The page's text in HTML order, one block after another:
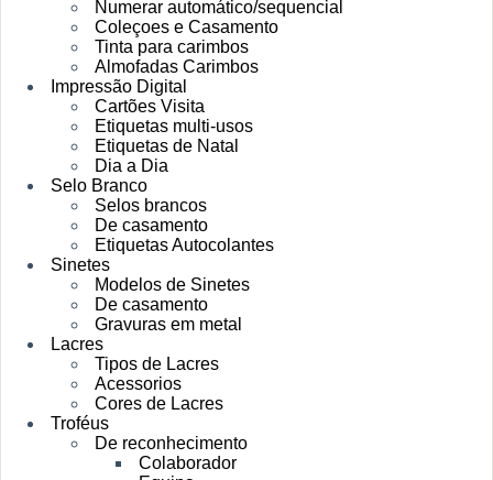
Numerar automático/sequencial
Coleçoes e Casamento
Tinta para carimbos
Almofadas Carimbos
Impressão Digital
Cartões Visita
Etiquetas multi-usos
Etiquetas de Natal
Dia a Dia
Selo Branco
Selos brancos
De casamento
Etiquetas Autocolantes
Sinetes
Modelos de Sinetes
De casamento
Gravuras em metal
Lacres
Tipos de Lacres
Acessorios
Cores de Lacres
Troféus
De reconhecimento
Colaborador